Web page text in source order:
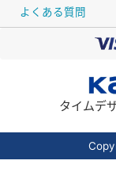
よくある質問
タイムデ